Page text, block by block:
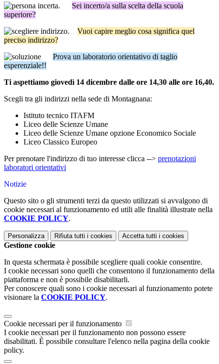
. Sei incerto/a sulla scelta della scuola
superiore?
. Vuoi capire meglio cosa significa quel
preciso indirizzo?
Prova un laboratorio orientativo di taglio
esperenziale!!
Ti aspettiamo giovedì 14 dicembre dalle ore 14,30 alle ore 16,40.
Scegli tra gli indirizzi nella sede di Montagnana:
Istituto tecnico ITAFM
Liceo delle Scienze Umane
Liceo delle Scienze Umane opzione Economico Sociale
Liceo Classico Europeo
Per prenotare l'indirizzo di tuo interesse clicca --> prenotazioni
laboratori orientativi
Notizie
Questo sito o gli strumenti terzi da questo utilizzati si avvalgono di
cookie necessari al funzionamento ed utili alle finalità illustrate nella
COOKIE POLICY.
Personalizza Rifiuta tutti i cookies Accetta tutti i cookies
Gestione cookie
In questa schermata è possibile scegliere quali cookie consentire.
I cookie necessari sono quelli che consentono il funzionamento della
piattaforma e non è possibile disabilitarli.
Per conoscere quali sono i cookie necessari al funzionamento potete
visionare la COOKIE POLICY.
Cookie necessari per il funzionamento
I cookie necessari per il funzionamento non possono essere
disabilitati. È possibile consultare l'elenco nella pagina della cookie
policy.